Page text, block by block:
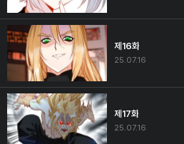
제16화
25.07.16
제17화
25.07.16